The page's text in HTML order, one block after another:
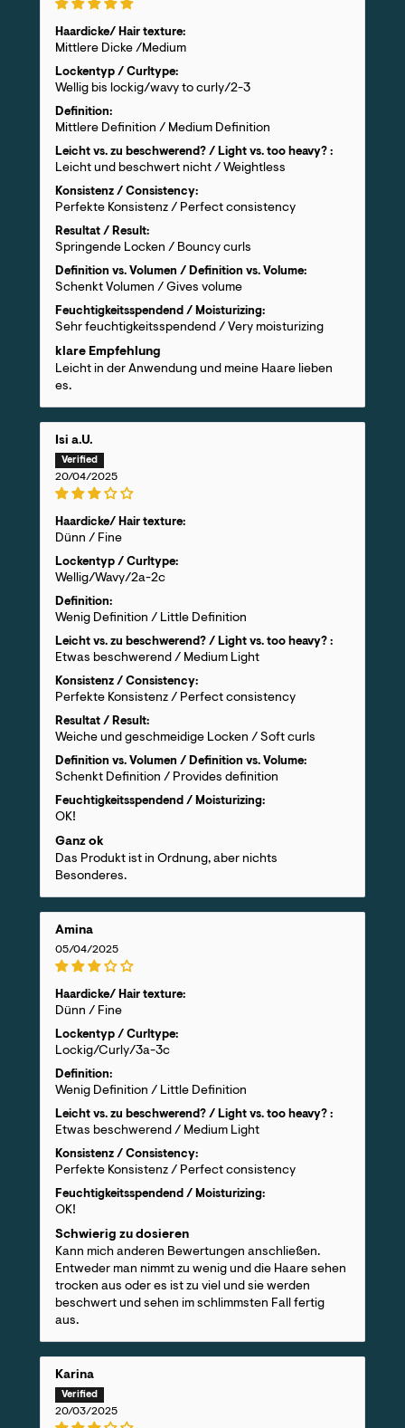
Haardicke/ Hair texture:
Mittlere Dicke /Medium
Lockentyp / Curltype:
Wellig bis lockig/wavy to curly/2-3
Definition:
Mittlere Definition / Medium Definition
Leicht vs. zu beschwerend? / Light vs. too heavy? :
Leicht und beschwert nicht / Weightless
Konsistenz / Consistency:
Perfekte Konsistenz / Perfect consistency
Resultat / Result:
Springende Locken / Bouncy curls
Definition vs. Volumen / Definition vs. Volume:
Schenkt Volumen / Gives volume
Feuchtigkeitsspendend / Moisturizing:
Sehr feuchtigkeitsspendend / Very moisturizing
klare Empfehlung
Leicht in der Anwendung und meine Haare lieben
es.
Isi a.U.
20/04/2025
Haardicke/ Hair texture:
Dünn / Fine
Lockentyp / Curltype:
Wellig/Wavy/2a-2c
Definition:
Wenig Definition / Little Definition
Leicht vs. zu beschwerend? / Light vs. too heavy? :
Etwas beschwerend / Medium Light
Konsistenz / Consistency:
Perfekte Konsistenz / Perfect consistency
Resultat / Result:
Weiche und geschmeidige Locken / Soft curls
Definition vs. Volumen / Definition vs. Volume:
Schenkt Definition / Provides definition
Feuchtigkeitsspendend / Moisturizing:
OK!
Ganz ok
Das Produkt ist in Ordnung, aber nichts
Besonderes.
Amina
05/04/2025
Haardicke/ Hair texture:
Dünn / Fine
Lockentyp / Curltype:
Lockig/Curly/3a-3c
Definition:
Wenig Definition / Little Definition
Leicht vs. zu beschwerend? / Light vs. too heavy? :
Etwas beschwerend / Medium Light
Konsistenz / Consistency:
Perfekte Konsistenz / Perfect consistency
Feuchtigkeitsspendend / Moisturizing:
OK!
Schwierig zu dosieren
Kann mich anderen Bewertungen anschließen.
Entweder man nimmt zu wenig und die Haare sehen
trocken aus oder es ist zu viel und sie werden
beschwert und sehen im schlimmsten Fall fertig
aus.
Karina
20/03/2025